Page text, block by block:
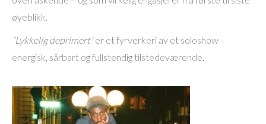
øyeblikk.
“Lykkelig deprimert”er et fyrverkeri av et soloshow –
energisk, sårbart og fullstendig tilstedeværende.